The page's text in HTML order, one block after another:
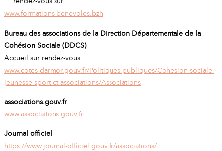
www.formations-benevoles.bzh
Bureau des associations de la Direction Départementale de la
Cohésion Sociale (DDCS)
Accueil sur rendez-vous :
www.cotes-darmor.gouv.fr/Politiques-publiques/Cohesion-sociale-
jeunesse-sport-et-associations/Associations
associations.gouv.fr
www.associations.gouv.fr
Journal officiel
https://www.journal-officiel.gouv.fr/associations/